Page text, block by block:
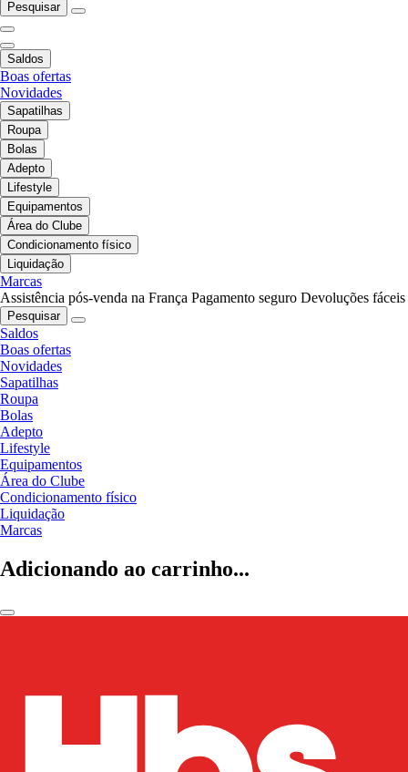
Pesquisar
Saldos
Boas ofertas
Novidades
Sapatilhas
Roupa
Bolas
Adepto
Lifestyle
Equipamentos
Área do Clube
Condicionamento físico
Liquidação
Marcas
Assistência pós-venda na França Pagamento seguro Devoluções fáceis
Pesquisar
Saldos
Boas ofertas
Novidades
Sapatilhas
Roupa
Bolas
Adepto
Lifestyle
Equipamentos
Área do Clube
Condicionamento físico
Liquidação
Marcas
Adicionando ao carrinho...